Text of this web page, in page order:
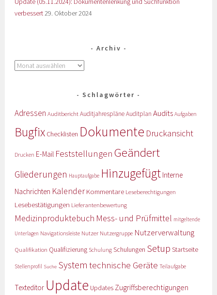
verbessert29. Oktober 2024
Archiv
Schlagwörter
Adressen AuditberichtAuditjahrespläneAuditplan Audits Aufgaben
Bugfix Checklisten Dokumente Druckansicht
Drucken E-Mail Feststellungen Geändert
Gliederungen Hauptaufgabe Hinzugefügt Interne
Nachrichten KalenderKommentare Leseberechtigungen
Lesebestätigungen Lieferantenbewertung
Medizinproduktebuch Mess- und Prüfmittel mitgeltende
Unterlagen Navigationsleiste Nutzer Nutzergruppe Nutzerverwaltung
Qualifikation Qualifizierung Schulung Schulungen Setup Startseite
Stellenprofil Suche System technische Geräte Teilaufgabe
Texteditor Update Updates Zugriffsberechtigungen